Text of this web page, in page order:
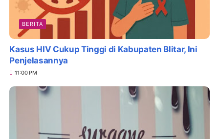
BERITA
Kasus HIV Cukup Tinggi di Kabupaten Blitar, Ini
Penjelasannya
11:00 PM